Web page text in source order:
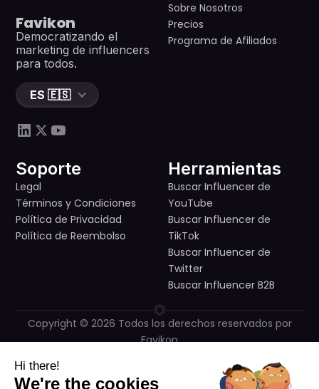
Favikon
Democratizando el
marketing de influencers
para todos.
ES 🇪🇸
Sobre Nosotros
Precios
Programa de Afiliados
Soporte
Legal
Términos y Condiciones
Política de Privacidad
Política de Reembolso
Herramientas
Buscar Influencer de
YouTube
Buscar Influencer de
TikTok
Buscar Influencer de
Twitter
Buscar Influencer B2B
Copyright © 2026 Todos los derechos reservados por
Favikon
Hi there!
We're the cookies